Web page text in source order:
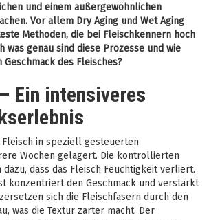
und einem außergewöhnlichen
Vor allem Dry Aging und Wet Aging
Methoden, die bei Fleischkennern hoch
was genau sind diese Prozesse und wie
Geschmack des Fleisches?
Ein intensiveres
Fleisch in speziell gesteuerten
Wochen gelagert. Die kontrollierten
dass das Fleisch Feuchtigkeit verliert.
konzentriert den Geschmack und verstärkt
sich die Fleischfasern durch den
was die Textur zarter macht. Der